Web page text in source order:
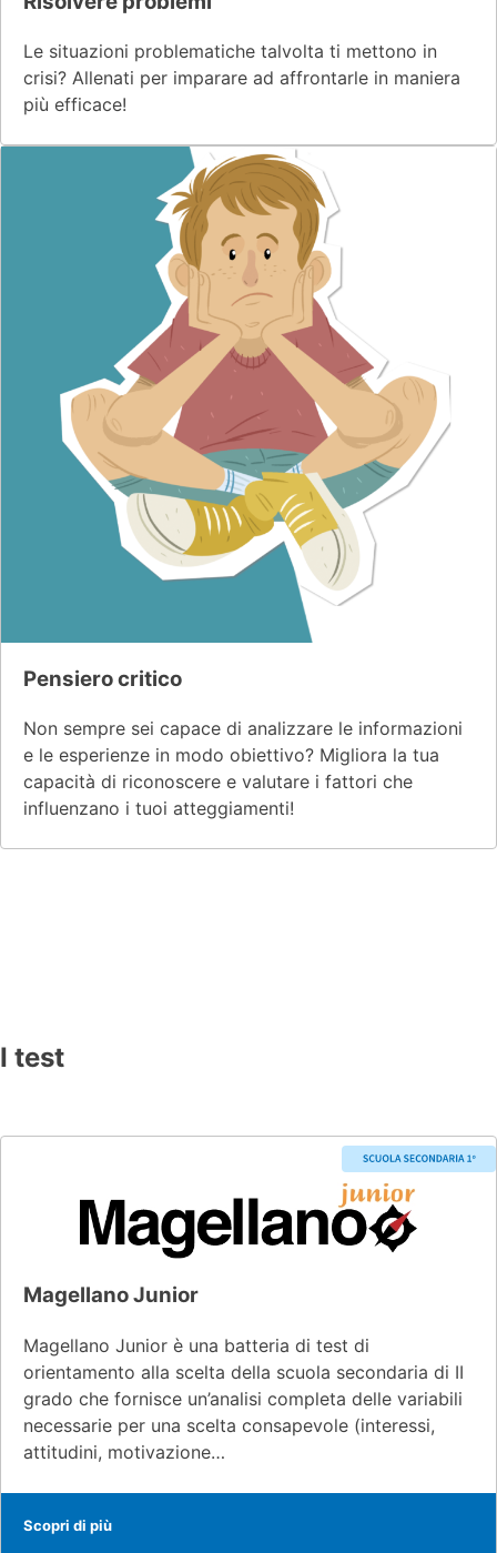
Le situazioni problematiche talvolta ti mettono in
crisi? Allenati per imparare ad affrontarle in maniera
più efficace!
Pensiero critico
Non sempre sei capace di analizzare le informazioni
e le esperienze in modo obiettivo? Migliora la tua
capacità di riconoscere e valutare i fattori che
influenzano i tuoi atteggiamenti!
I test
Magellano Junior
Magellano Junior è una batteria di test di
orientamento alla scelta della scuola secondaria di II
grado che fornisce un’analisi completa delle variabili
necessarie per una scelta consapevole (interessi,
attitudini, motivazione…
Scopri di più